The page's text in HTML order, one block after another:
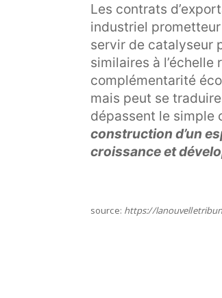
Les contrats
industriel
servir de catalyseur
similaires à
complémentarité
mais peut se
dépassent le simple
construction d’un
croissance et
source: https://